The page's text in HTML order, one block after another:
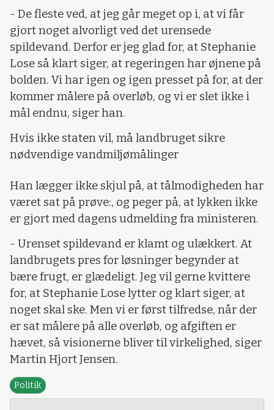
- De fleste ved, at jeg går meget op i, at vi får
gjort noget alvorligt ved det urensede
spildevand. Derfor er jeg glad for, at Stephanie
Lose så klart siger, at regeringen har øjnene på
bolden. Vi har igen og igen presset på for, at der
kommer målere på overløb, og vi er slet ikke i
mål endnu, siger han.
Hvis ikke staten vil, må landbruget sikre
nødvendige vandmiljømålinger
Han lægger ikke skjul på, at tålmodigheden har
været sat på prøve:, og peger på, at lykken ikke
er gjort med dagens udmelding fra ministeren.
- Urenset spildevand er klamt og ulækkert. At
landbrugets pres for løsninger begynder at
bære frugt, er glædeligt. Jeg vil gerne kvittere
for, at Stephanie Lose lytter og klart siger, at
noget skal ske. Men vi er først tilfredse, når der
er sat målere på alle overløb, og afgiften er
hævet, så visionerne bliver til virkelighed, siger
Martin Hjort Jensen.
Politik